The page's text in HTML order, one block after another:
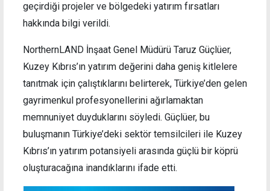
geçirdiği projeler ve bölgedeki yatırım fırsatları
hakkında bilgi verildi.
NorthernLAND İnşaat Genel Müdürü Taruz Güçlüer,
Kuzey Kıbrıs’ın yatırım değerini daha geniş kitlelere
tanıtmak için çalıştıklarını belirterek, Türkiye’den gelen
gayrimenkul profesyonellerini ağırlamaktan
memnuniyet duyduklarını söyledi. Güçlüer, bu
buluşmanın Türkiye’deki sektör temsilcileri ile Kuzey
Kıbrıs’ın yatırım potansiyeli arasında güçlü bir köprü
oluşturacağına inandıklarını ifade etti.